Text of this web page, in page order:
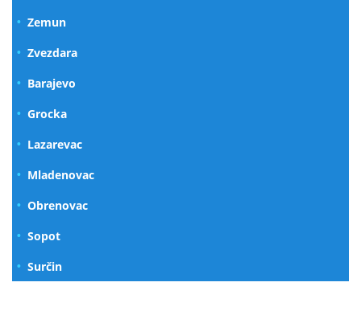
Zemun
Zvezdara
Barajevo
Grocka
Lazarevac
Mladenovac
Obrenovac
Sopot
Surčin